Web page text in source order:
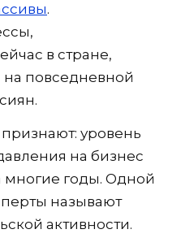
.
в стране,
повседневной
уровень
на бизнес
многие годы. Одной
называют
активности.